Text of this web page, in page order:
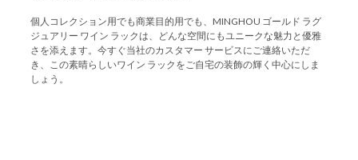
個人コレクション用でも商業目的用でも、MINGHOU ゴールド ラグ
ジュアリー ワイン ラックは、どんな空間にもユニークな魅力と優雅
さを添えます。今すぐ当社のカスタマー サービスにご連絡いただ
き、この素晴らしいワイン ラックをご自宅の装飾の輝く中心にしま
しょう。